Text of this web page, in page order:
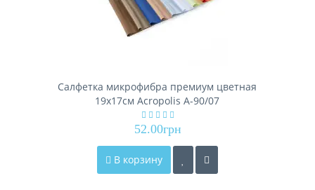
Салфетка микрофибра премиум цветная
19х17см Acropolis А-90/07
52.00грн
В корзину